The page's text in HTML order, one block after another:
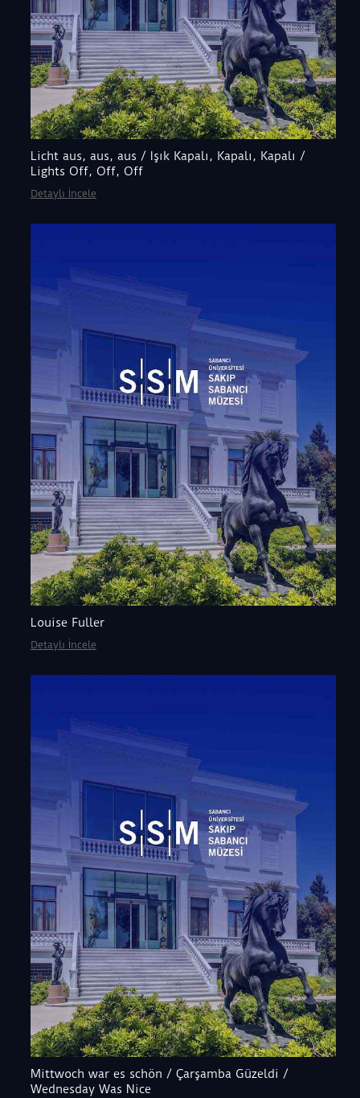
Licht aus, aus, aus / Işık Kapalı, Kapalı, Kapalı /
Lights Off, Off, Off
Detaylı İncele
Louise Fuller
Detaylı İncele
Mittwoch war es schön / Çarşamba Güzeldi /
Wednesday Was Nice